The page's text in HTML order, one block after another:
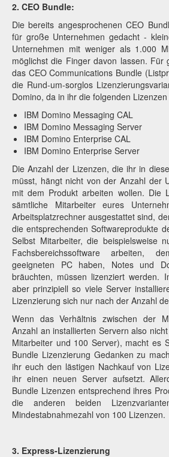
2. CEO Bundle:
Die bereits angesprochenen CEO
für große Unternehmen gedacht -
Unternehmen mit weniger als 1.000
möglichst die Finger davon lassen. Für
das CEO Communications Bundle
die Rund-um-sorglos
Domino, da in ihr die folgenden
IBM Domino Messaging CAL
IBM Domino Messaging Server
IBM Domino Enterprise CAL
IBM Domino Enterprise Server
Die Anzahl der Lizenzen, die ihr in
müsst, hängt nicht von der Anzahl der
mit dem Produkt arbeiten wollen. Die
sämtliche Mitarbeiter eures
Arbeitsplatzrechner ausgestattet sind,
die entsprechenden Softwareprodukte
Selbst Mitarbeiter, die beispielsweise
Fachsbereichssoftware arbeiten,
geeigneten PC haben, Notes und
bräuchten, müssen lizenziert werden.
aber prinzipiell so viele Server
Lizenzierung sich nur nach der Anzahl
Wenn das Verhältnis zwischen der
Anzahl an installierten Servern also
Mitarbeiter und 100 Server), macht es
Bundle Lizenzierung Gedanken zu
ihr euch den lästigen Nachkauf von
ihr einen neuen Server aufsetzt.
Bundle Lizenzen entsprechend ihres
die anderen beiden
Mindestabnahmezahl von 100 Lizenzen.
3. Express-Lizenzierung